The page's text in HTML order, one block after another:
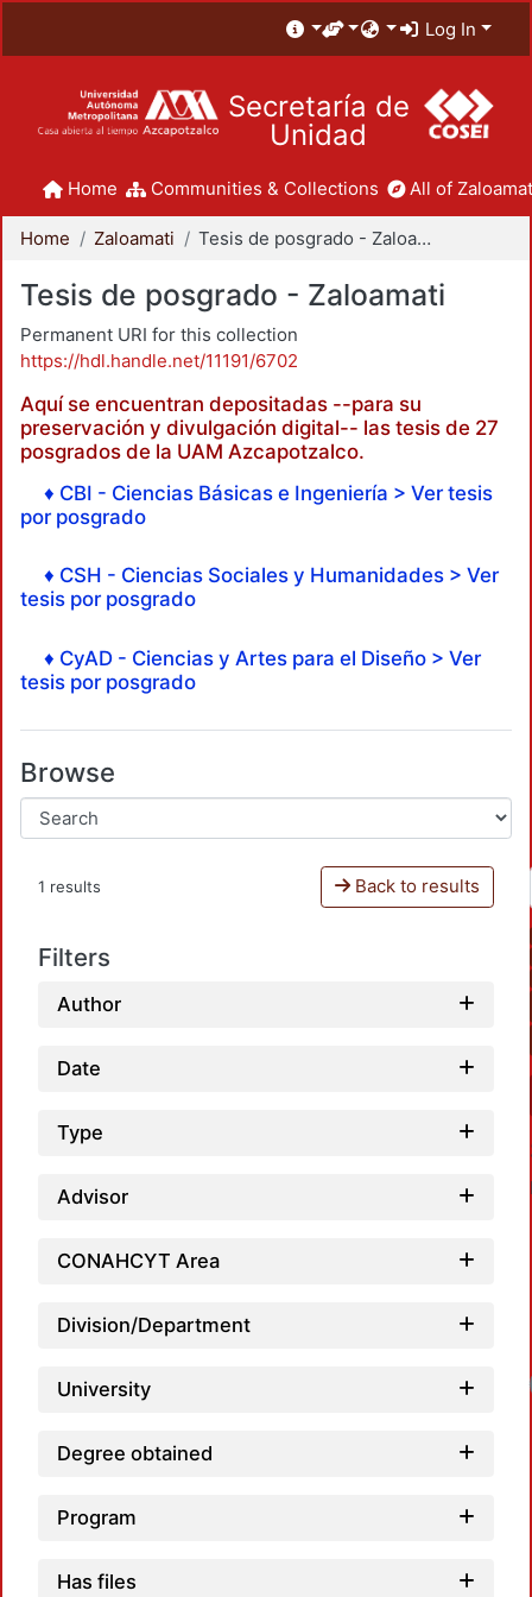
Log In
Secretaría de
Unidad
Home Communities & Collections All of
Home Zaloamati Tesis de posgrado - Zaloamati
Tesis de posgrado - Zaloamati
Permanent URI for this collection
https://hdl.handle.net/11191/6702
Aquí se encuentran depositadas --para su
preservación y divulgación digital-- las tesis de 27
posgrados de la UAM Azcapotzalco.
♦ CBI - Ciencias Básicas e Ingeniería > Ver tesis
por posgrado
♦ CSH - Ciencias Sociales y Humanidades > Ver
tesis por posgrado
♦ CyAD - Ciencias y Artes para el Diseño > Ver
tesis por posgrado
Browse
1 results Back to results
Filters
Author
Date
Type
Advisor
CONAHCYT Area
Division/Department
University
Degree obtained
Program
Has files